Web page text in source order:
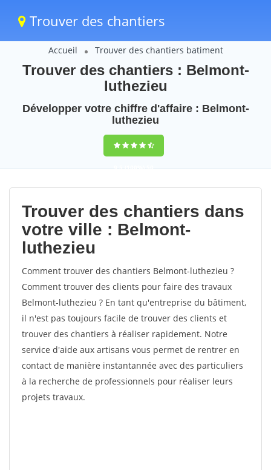
Trouver des chantiers
Accueil Trouver des chantiers batiment
Trouver des chantiers : Belmont-
luthezieu
Développer votre chiffre d'affaire : Belmont-
luthezieu
9,5(100%)50
votes
Trouver des chantiers dans
votre ville : Belmont-
luthezieu
Comment trouver des chantiers Belmont-luthezieu ?
Comment trouver des clients pour faire des travaux
Belmont-luthezieu ? En tant qu'entreprise du bâtiment,
il n'est pas toujours facile de trouver des clients et
trouver des chantiers à réaliser rapidement. Notre
service d'aide aux artisans vous permet de rentrer en
contact de manière instantannée avec des particuliers
à la recherche de professionnels pour réaliser leurs
projets travaux.